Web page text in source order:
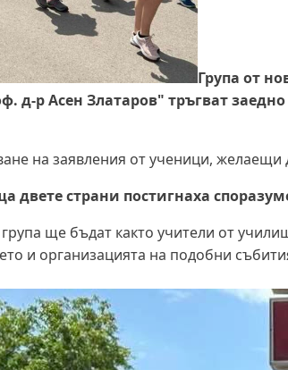
Група от
д-р Асен Златаров" тръгват
на заявления от ученици, желаещи
двете страни постигнаха
ще бъдат както учители от
и организацията на подобни